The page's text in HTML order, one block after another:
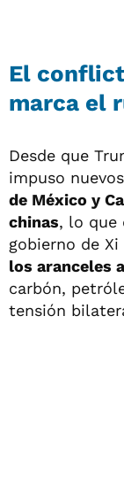
El
marca el
Desde que
impuso
de México y
chinas, lo que
gobierno de Xi
los aranceles
carbón,
tensión